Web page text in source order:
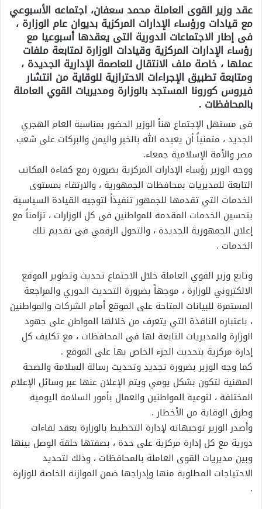
عقد وزير القوى العاملة محمد سعفان، اجتماعه الأسبوعي
مع قيادات ورؤساء الإدارات المركزية بديوان عام الوزارة ،
فى إطار الاجتماعات الدورية التى يعقدها أسبوعيا مع
رؤساء الإدارات المركزية وقيادات الوزارة لمتابعة ملفات
عملها ، خاصة ملف الانتقال للعاصمة الإدارية الجديدة ،
ومتابعة تطبيق الإجراءات الاحترازية للوقاية من انتشار
فيروس كورونا المستجد بالوزارة ومديريات القوي العاملة
بالمحافظات .
فى مستهل الإجتماع هنأ الوزير الحضور بمناسبة العام الهجري
الجديد ، متمنياً أن يعيده الله بالخير واليمن والبركات على شعب
مصر والأمة الإسلامية جمعاء.
ووجه الوزير رؤساء الإدارات المركزية بضرورة رفع كفاءة المكاتب
التابعة للمديريات بمحافظات الجمهورية ، والارتقاء بمستوى
الخدمات التي تقدمها للجمهور تنفيذاً لتوجيه القيادة السياسية
بتحسين الخدمات المقدمة للمواطنين فى كل الوزارات ، تزامناً مع
إعلان الجمهورية الجديدة ، والتحول الرقمي فى تقديم تلك
الخدمات .
وتابع وزير القوي العاملة خلال الاجتماع تحديث وتطوير الموقع
الالكتروني للوزارة ، موجهاً بضرورة التحديث الدوري والمراجعة
المستمرة للبيانات المتاحة على الموقع أمام الشركات والمواطنين
، باعتباره النافذة التي يتعرف من خلالها المواطن على جهود
الوزارة والمديريات التابعة لها فى المحافظات ، مع تكليف كل
إدارة مركزية بتحديث الجزء الخاص بها على الموقع .
كما وجه الوزير بضرورة تجديد وتحديث رسالة السلامة والصحة
المهنية لتكون بشكل يومي ويتم الإعلان عنها عبر وسائل الإعلام
المختلفة ، لتوعية المواطنين والعمال بأمور السلامة اليومية
وطرق الوقاية من الأخطار .
وأصدر الوزير توجيهاته لإدارة التخطيط بالوزارة بعقد لقاءات
دورية مع كل إدارة مركزية على حدة ، بصفتها حلقة الوصل بينها
وبين مديريات القوى العاملة بالمحافظات ، وذلك لتحديد
الاحتياجات المطلوبة منها وإدراجها ضمن الموازنة الخاصة للوزارة
.